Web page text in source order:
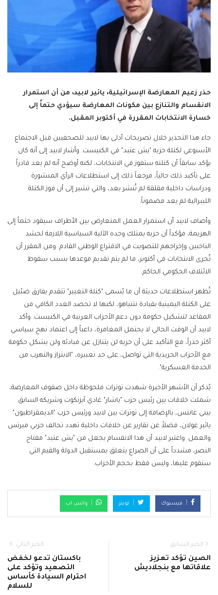
حذر زعيم المعارضة الإسرائيلية، يائير لابيد، من أن استمرار
الانقسام والتنازع بين مكونات المعارضة سيؤدي حتماً إلى
خسارة الانتخابات المقررة في أكتوبر المقبل.
جاء هذا التحذير خلال تصريحات أدلى بها لابيد للصحفيين قبل الاجتماع
الأسبوعي لكتلة حزبه "يش عتيد" في الكنيست. وأشار لابيد إلى أنه كان
يؤكد سابقاً أن كتلته ستفوز في الانتخابات، لكنه أوضح أنه لم يعد قادراً
على تأكيد ذلك حالياً، مرجعاً ذلك إلى استطلاعات الرأي المنشورة
ودراسات داخلية مقلقة لم تُنشر بعد، والتي تشير إلى أن فوز الكتلة
الليبرالية لم يعد مضموناً.
وأضاف لابيد أن استمرار العمل المتعارض بين الأطراف سيقود حتماً إلى
الهزيمة، مؤكداً أن حزبه يمتلك وحده الآلية السياسية اللازمة لحشد
الناخبين وإخراجهم للتصويت في الاقتراع الوطني القادم. ومن المقرر أن
تُجرى الانتخابات في أكتوبر، ما لم يتم تقديم موعدها بسبب سقوط
الائتلاف الحكومي الحاكم.
تُظهر استطلاعات حديثة أن ما يُسمى "كتلة التغيير" تتقدم بفارق ضئيل
على الكتلة اليمينية بقيادة نتنياهو، لكنها لا تحصد العدد الكافي من
المقاعد لتشكيل حكومة دون دعم الأحزاب العربية في الكنيست. وأكد
لابيد أن الوقت الحالي لا يحتمل المغامرة، داعياً إلى اعتماد نهج سياسي
أكثر حذراً، مع التأكيد على أن حزبه لن يتنازل عن مبادئه ولن يشكل حكومة
مع الأحزاب الحريدية التي تواصل، على حد تعبيره، "الابتزاز والتهرب من
الخدمة العسكرية".
يُذكر أن الأشهر الأخيرة شهدت توترات ملحوظة داخل صفوف المعارضة،
شملت خلافات بين رئيس حزب "ياشار" غادي آيزنكوت وشريكه السابق
بيني غانتس، بالإضافة إلى توترات بين لابيد ورئيس حزب "الديمقراطيون"
يائير غولان، فضلاً عن تقارير عن خلافات داخلية تهدد تحالف حزبي ميرتس
والعمل. واعتبر لابيد أن هذا الانقسام يجعل من "يش عتيد" مفتاح
النصر، مشدداً على أن الصراع يتعلق بمستقبل الدولة والقيم التي
ستقوم عليها، وليس فقط بحجم الأحزاب.
فيسبوك تويتر واتس اب
الخبر السابق
الصين تؤكد تعزيز
علاقاتها مع بنجلاديش
الخبر التالي
باكستان تدعو لخفض
التصعيد وتؤكد على
احترام السيادة كأساس
للسلام